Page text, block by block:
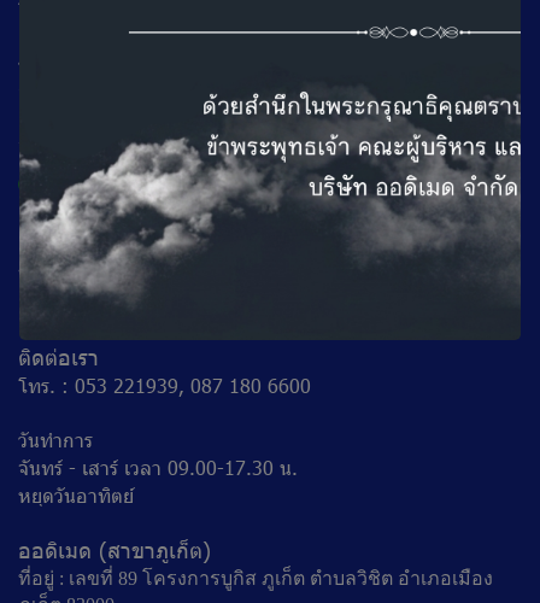
โทร : 02 953 8033 (Auto)
วันทำการ
จันทร์ - ศุกร์ เวลา 08.30-16.30 น.
เสาร์ เวลา 09.00 - 16.30 น.
หยุดวันอาทิตย์
ออดิเมด (สาขาเชียงใหม่)
ที่อยู่ : 177 อาคาร A2 ไต้โรงแรมเบอร์เคียว ถนนช้างเผือก
ตำบลศรีภูมิ อำเภอเมืองเชียงใหม่ จังหวัดเชียงใหม่ 50200
ติดต่อเรา
โทร. : 053 221939, 087 180 6600
วันทำการ
จันทร์ - เสาร์ เวลา 09.00-17.30 น.
หยุดวันอาทิตย์
ออดิเมด (สาขาภูเก็ต)
ที่อยู่ : เลขที่ 89 โครงการบูกิส ภูเก็ต ตำบลวิชิต อำเภอเมือง